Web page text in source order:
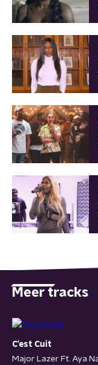
Meer tracks
C'est Cuit
Major Lazer Ft. Aya